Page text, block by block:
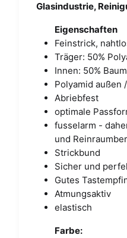
Glasindustrie,
Eigenschaften
Feinstrick,
Träger: 50%
Innen: 50%
Polyamid außen
Abriebfest
optimale
fusselarm -
und
Strickbund
Sicher und
Gutes
Atmungsaktiv
elastisch
Farbe: